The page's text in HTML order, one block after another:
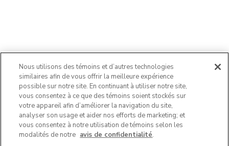
Nous utilisons des témoins et d’autres technologies
similaires afin de vous offrir la meilleure expérience
possible sur notre site. En continuant à utiliser notre site,
vous consentez à ce que des témoins soient stockés sur
votre appareil afin d’améliorer la navigation du site,
analyser son usage et aider nos efforts de marketing; et
vous consentez à notre utilisation de témoins selon les
modalités de notre avis de confidentialité.